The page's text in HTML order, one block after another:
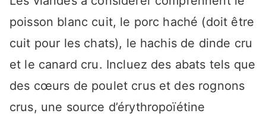
poisson blanc cuit, le porc haché (doit être
cuit pour les chats), le hachis de dinde cru
et le canard cru. Incluez des abats tels que
des cœurs de poulet crus et des rognons
crus, une source d’érythropoïétine